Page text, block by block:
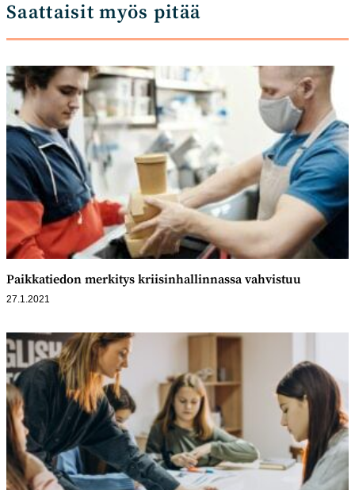
Saattaisit myös pitää
Paikkatiedon merkitys kriisinhallinnassa vahvistuu
27.1.2021